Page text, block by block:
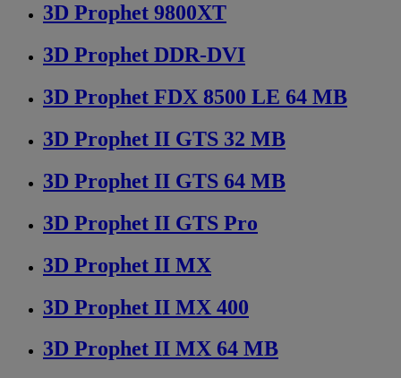
3D Prophet 9800XT
3D Prophet DDR-DVI
3D Prophet FDX 8500 LE 64 MB
3D Prophet II GTS 32 MB
3D Prophet II GTS 64 MB
3D Prophet II GTS Pro
3D Prophet II MX
3D Prophet II MX 400
3D Prophet II MX 64 MB